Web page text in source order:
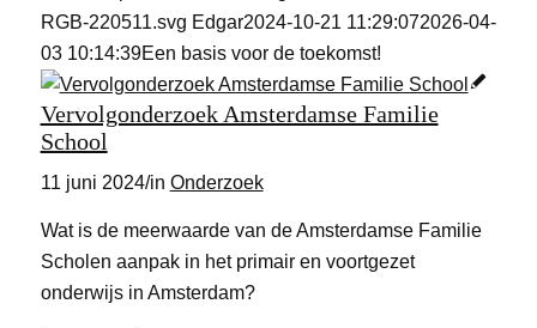
RGB-220511.svg Edgar2024-10-21 11:29:072026-04-
03 10:14:39Een basis voor de toekomst!
Vervolgonderzoek Amsterdamse Familie
School
11 juni 2024/in Onderzoek
Wat is de meerwaarde van de Amsterdamse Familie
Scholen aanpak in het primair en voortgezet
onderwijs in Amsterdam?